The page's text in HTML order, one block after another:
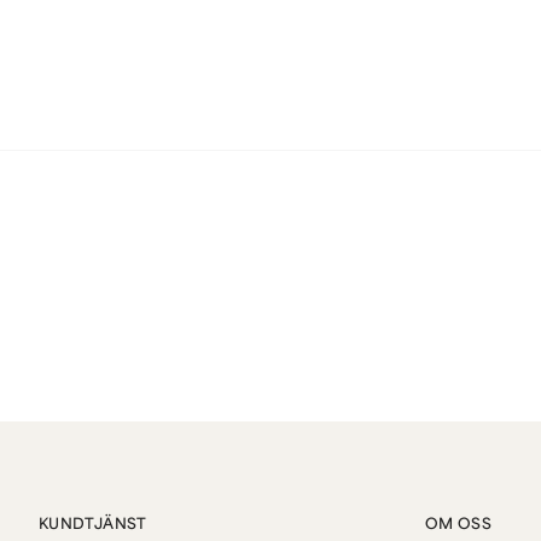
KUNDTJÄNST OM OSS